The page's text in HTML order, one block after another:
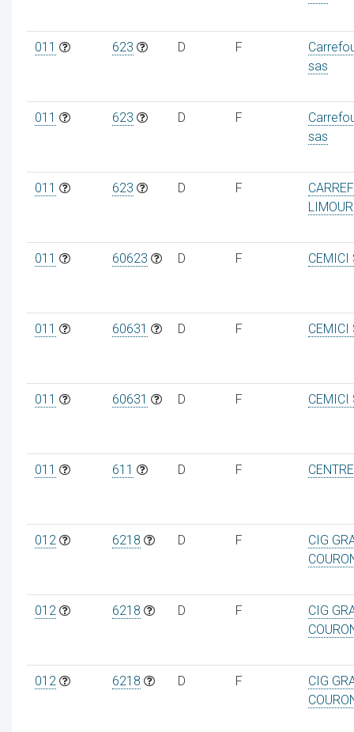
011 623 D F
sas
011 623 D F
sas
011 623 D F
011 60623 D F CEMICI
011 60631 D F CEMICI
011 60631 D F CEMICI
011 611 D F
012 6218 D F
CIG
012 6218 D F
CIG
012 6218 D F
CIG